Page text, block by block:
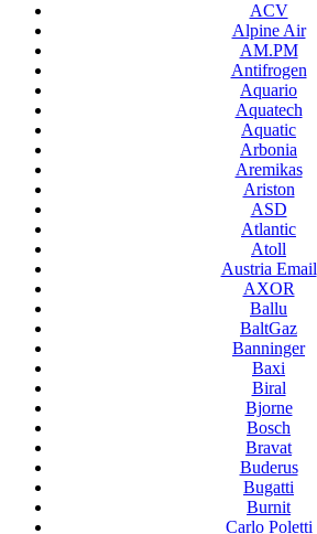
ACV
Alpine Air
AM.PM
Antifrogen
Aquario
Aquatech
Aquatic
Arbonia
Aremikas
Ariston
ASD
Atlantic
Atoll
Austria Email
AXOR
Ballu
BaltGaz
Banninger
Baxi
Biral
Bjorne
Bosch
Bravat
Buderus
Bugatti
Burnit
Carlo Poletti